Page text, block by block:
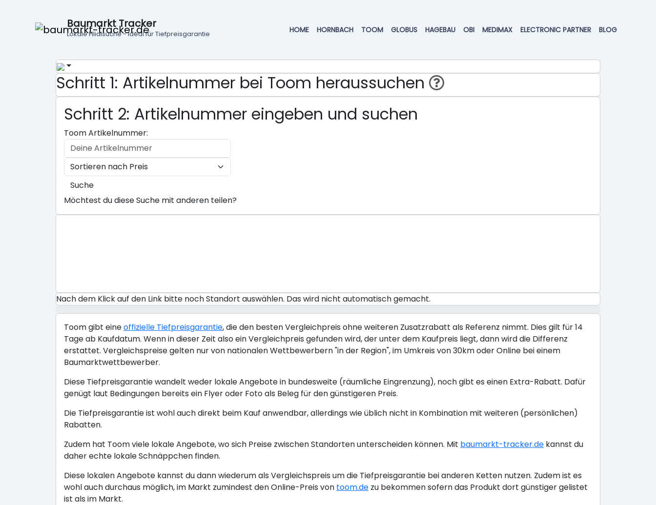
Baumarkt Tracker
Lokale Filialsuche - ideal für Tiefpreisgarantie HOME HORNBACH TOOM GLOBUS HAGEBAU OBI MEDIMAX ELECTRONIC PARTNER BLOG
Schritt 1: Artikelnummer bei Toom heraussuchen
Schritt 2: Artikelnummer eingeben und suchen
Toom Artikelnummer:
Suche
Möchtest du diese Suche mit anderen teilen?
Nach dem Klick auf den Link bitte noch Standort auswählen. Das wird nicht automatisch gemacht.
Toom gibt eineoffizielle Tiefpreisgarantie, die den besten Vergleichpreis ohne weiteren Zusatzrabatt als Referenz nimmt. Dies gilt für 14
Tage ab Kaufdatum. Wenn in dieser Zeit also ein Vergleichpreis gefunden wird, der unter dem Kaufpreis liegt, dann wird die Differenz
erstattet. Vergleichspreise gelten nur von nationalen Wettbewerbern "in der Region", im Umkreis von 30km oder Online bei einem
Baumarktwettbewerber.
Diese Tiefpreisgarantie wandelt weder lokale Angebote in bundesweite (räumliche Eingrenzung), noch gibt es einen Extra-Rabatt. Dafür
genügt laut Bedingungen bereits ein Flyer oder Foto als Beleg für den günstigeren Preis.
Die Tiefpreisgarantie ist wohl auch direkt beim Kauf anwendbar, allerdings wie üblich nicht in Kombination mit weiteren (persönlichen)
Rabatten.
Zudem hat Toom viele lokale Angebote, wo sich Preise zwischen Standorten unterscheiden können. Mit baumarkt-tracker.de kannst du
daher echte lokale Schnäppchen finden.
Diese lokalen Angebote kannst du dann wiederum als Vergleichspreis um die Tiefpreisgarantie bei anderen Ketten nutzen. Zudem ist es
wohl auch durchaus möglich, im Markt zumindest den Online-Preis von toom.de zu bekommen sofern das Produkt dort günstiger gelistet
ist als im Markt.